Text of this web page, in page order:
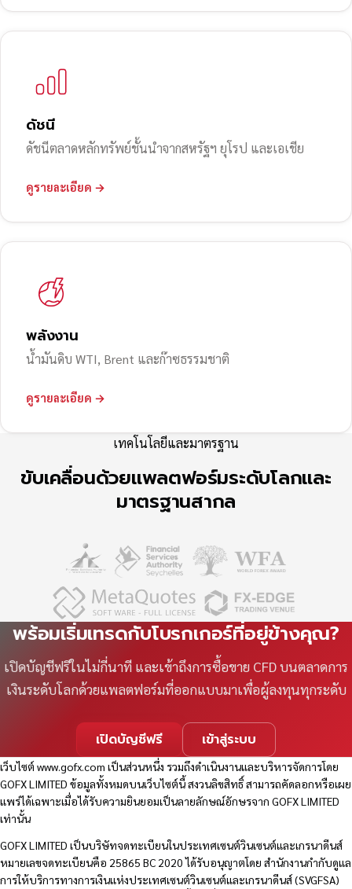
ดัชนี
ดัชนีตลาดหลักทรัพย์ชั้นนำจากสหรัฐฯ ยุโรป และเอเชีย
ดูรายละเอียด →
พลังงาน
น้ำมันดิบ WTI, Brent และก๊าซธรรมชาติ
ดูรายละเอียด →
เทคโนโลยีและมาตรฐาน
ขับเคลื่อนด้วยแพลตฟอร์มระดับโลกและ
มาตรฐานสากล
พร้อมเริ่มเทรดกับโบรกเกอร์ที่อยู่ข้างคุณ?
เปิดบัญชีฟรีในไม่กี่นาที และเข้าถึงการซื้อขาย CFD บนตลาดการ
เงินระดับโลกด้วยแพลตฟอร์มที่ออกแบบมาเพื่อผู้ลงทุนทุกระดับ
เปิดบัญชีฟรี เข้าสู่ระบบ
เว็บไซต์www.gofx.com เป็นส่วนหนึ่ง รวมถึงดำเนินงานและบริหารจัดการโดย
GOFX LIMITED ข้อมูลทั้งหมดบนเว็บไซต์นี้ สงวนลิขสิทธิ์ สามารถคัดลอกหรือเผย
แพร่ได้เฉพาะเมื่อได้รับความยินยอมเป็นลายลักษณ์อักษรจาก GOFX LIMITED
เท่านั้น
GOFX LIMITED เป็นบริษัทจดทะเบียนในประเทศเซนต์วินเซนต์และเกรนาดีนส์
หมายเลขจดทะเบียนคือ 25865 BC 2020 ได้รับอนุญาตโดย สำนักงานกำกับดูแล
การให้บริการทางการเงินแห่งประเทศเซนต์วินเซนต์และเกรนาดีนส์ (SVGFSA)